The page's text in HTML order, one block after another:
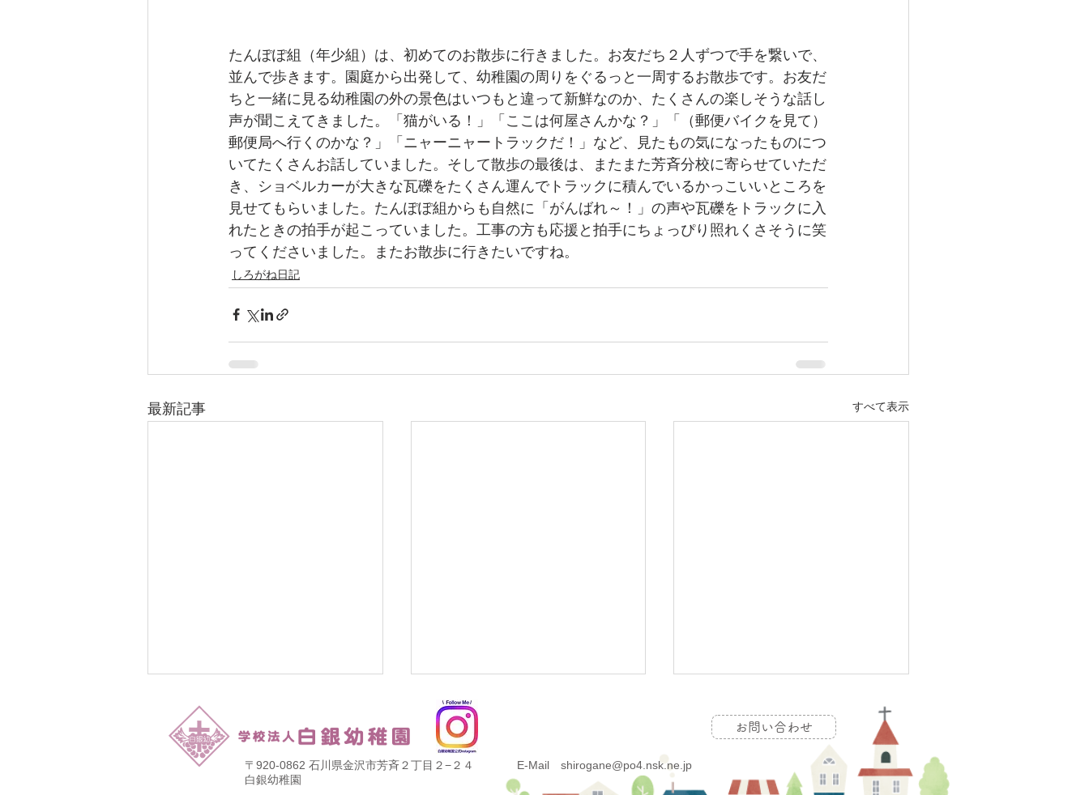
たんぽぽ組（年少組）は、初めてのお散歩に行きました。お友だち２人ずつで手を繋いで、
並んで歩きます。園庭から出発して、幼稚園の周りをぐるっと一周するお散歩です。お友だ
ちと一緒に見る幼稚園の外の景色はいつもと違って新鮮なのか、たくさんの楽しそうな話し
声が聞こえてきました。「猫がいる！」「ここは何屋さんかな？」「（郵便バイクを見て）
郵便局へ行くのかな？」「ニャーニャートラックだ！」など、見たもの気になったものにつ
いてたくさんお話していました。そして散歩の最後は、またまた芳斉分校に寄らせていただ
き、ショベルカーが大きな瓦礫をたくさん運んでトラックに積んでいるかっこいいところを
見せてもらいました。たんぽぽ組からも自然に「がんばれ～！」の声や瓦礫をトラックに入
れたときの拍手が起こっていました。工事の方も応援と拍手にちょっぴり照れくさそうに笑
ってくださいました。またお散歩に行きたいですね。
しろがね日記
最新記事 すべて表示
〒920-0862 石川県金沢市芳斉２丁目２−２４
​白銀幼稚園
E-Mail shirogane@po4.nsk.ne.jp
お問い合わせ